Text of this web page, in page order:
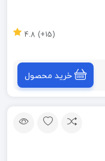
(15+) 4.8
خرید محصول